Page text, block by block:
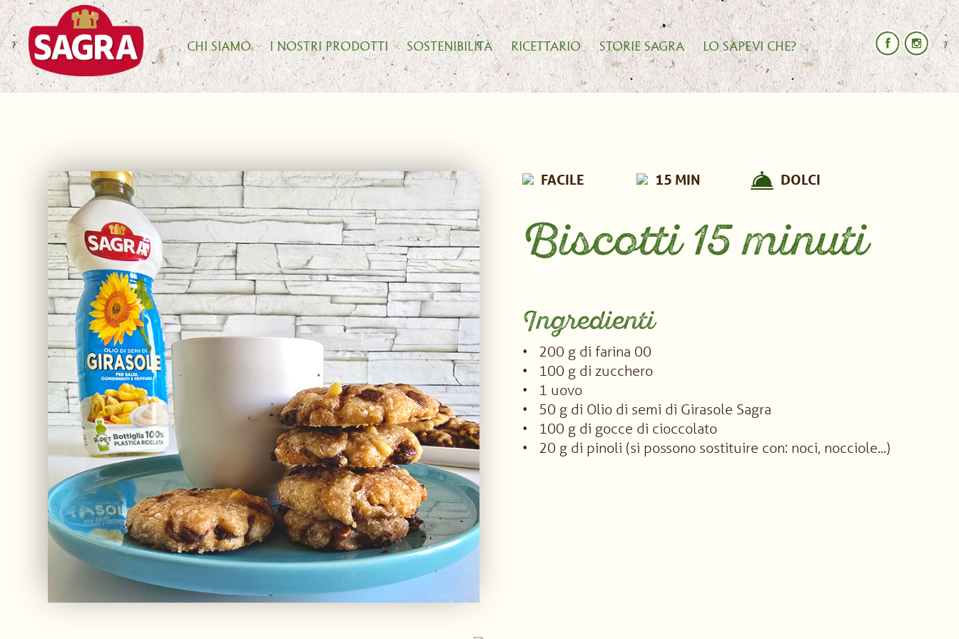
Skip
to
content
CHI SIAMO I NOSTRI PRODOTTI SOSTENIBILITÀ RICETTARIO STORIE SAGRA LO SAPEVI CHE?
FACILE 15 MIN DOLCI
Biscotti 15 minuti
Ingredienti
200 g di farina 00
100 g di zucchero
1 uovo
50 g di Olio di semi di Girasole Sagra
100 g di gocce di cioccolato
20 g di pinoli (si possono sostituire con: noci, nocciole...)